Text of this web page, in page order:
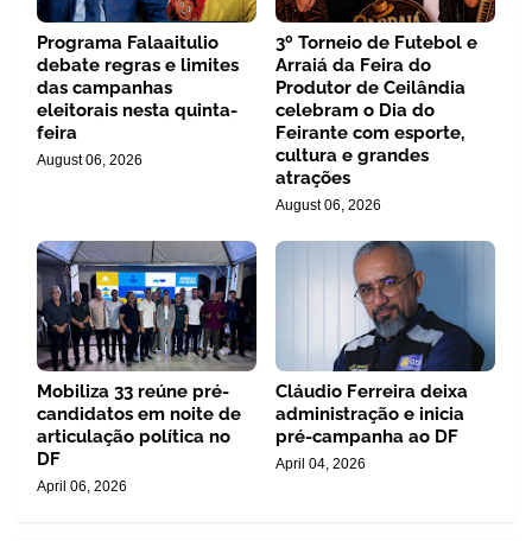
Programa Falaaitulio
debate regras e limites
das campanhas
eleitorais nesta quinta-
feira
August 06, 2026
3º Torneio de Futebol e
Arraiá da Feira do
Produtor de Ceilândia
celebram o Dia do
Feirante com esporte,
cultura e grandes
atrações
August 06, 2026
Mobiliza 33 reúne pré-
candidatos em noite de
articulação política no
DF
April 06, 2026
Cláudio Ferreira deixa
administração e inicia
pré-campanha ao DF
April 04, 2026